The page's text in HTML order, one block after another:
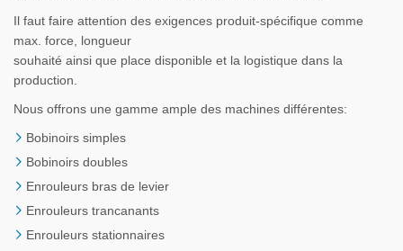
Il faut faire attention des exigences produit-spécifique comme
max. force, longueur
souhaité ainsi que place disponible et la logistique dans la
production.
Nous offrons une gamme ample des machines différentes:
Bobinoirs simples
Bobinoirs doubles
Enrouleurs bras de levier
Enrouleurs trancanants
Enrouleurs stationnaires